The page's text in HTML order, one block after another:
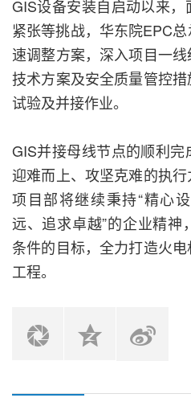
GIS设备安装自启动以来
紧张等挑战，华东院EPC
速调整方案，深入项目一
技术方案及安全质量管控
试验及并接作业。
GIS并接母线节点的顺利
迎难而上、攻坚克难的执行
项目部将继续秉持“精心
远、追求卓越”的企业精神
条件的目标，全力打造火
工程。